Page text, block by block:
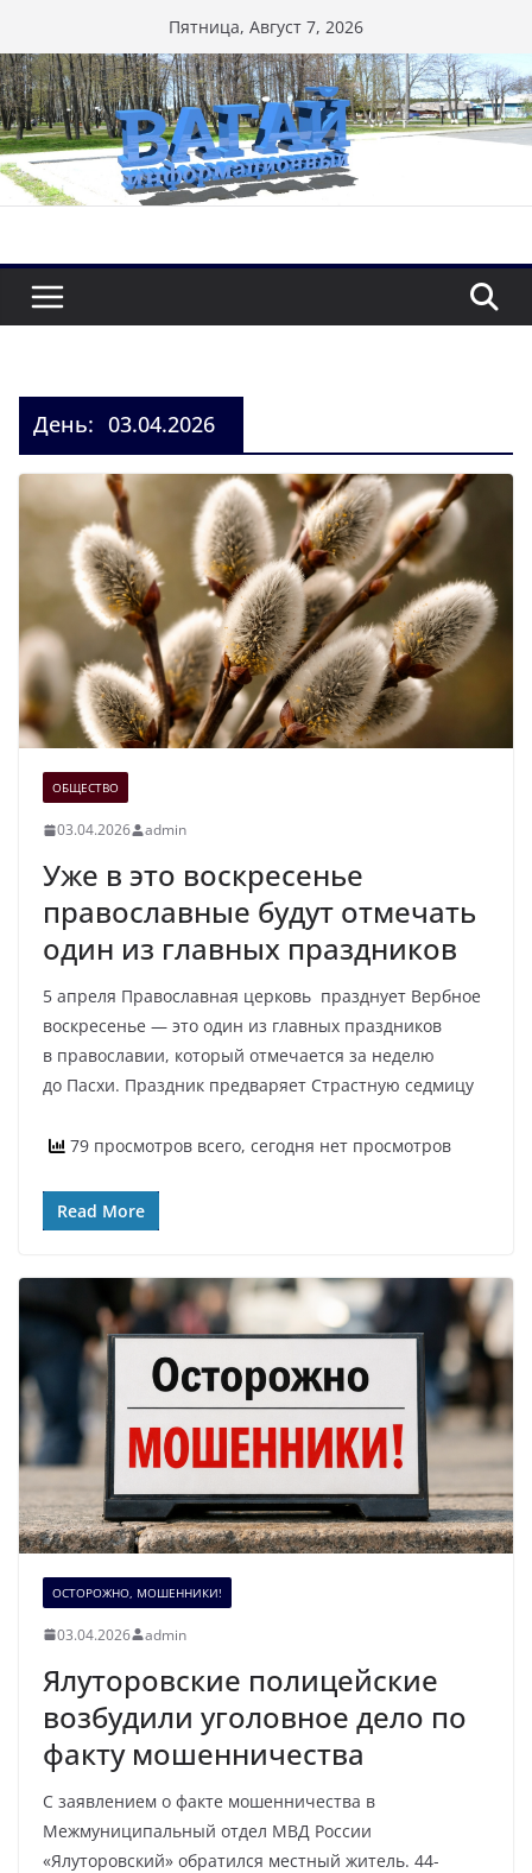
к
содержимому
Пятница, Август 7, 2026
День: 03.04.2026
ОБЩЕСТВО
03.04.2026 admin
Уже в это воскресенье
православные будут отмечать
один из главных праздников
5 апреля Православная церковь празднует Вербное
воскресенье — это один из главных праздников
в православии, который отмечается за неделю
до Пасхи. Праздник предваряет Страстную седмицу
79 просмотров всего, сегодня нет просмотров
Read More
ОСТОРОЖНО, МОШЕННИКИ!
03.04.2026 admin
Ялуторовские полицейские
возбудили уголовное дело по
факту мошенничества
С заявлением о факте мошенничества в
Межмуниципальный отдел МВД России
«Ялуторовский» обратился местный житель. 44-